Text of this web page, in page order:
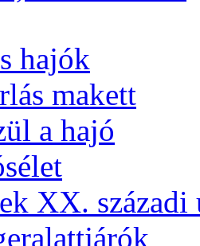
hajók
makett
a hajó
XX. századi